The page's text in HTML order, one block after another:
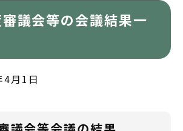
議会等の会議結果一
月1日